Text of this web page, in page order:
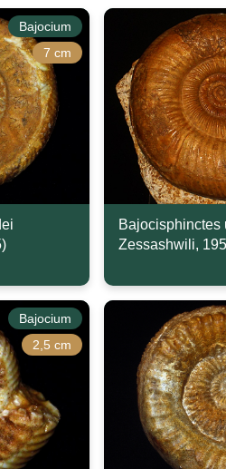
Bajocium
7 cm
Bajocisphinctes
Zessashwili,
Bajocium
2,5 cm